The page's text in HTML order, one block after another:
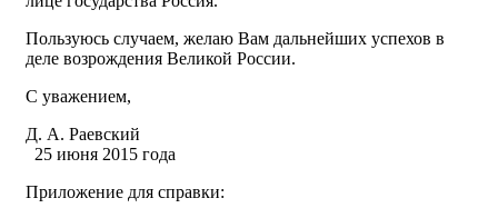
Пользуюсь случаем, желаю Вам дальнейших успехов в
деле возрождения Великой России.
С уважением,
Д. А. Раевский
25 июня 2015 года
Приложение для справки: